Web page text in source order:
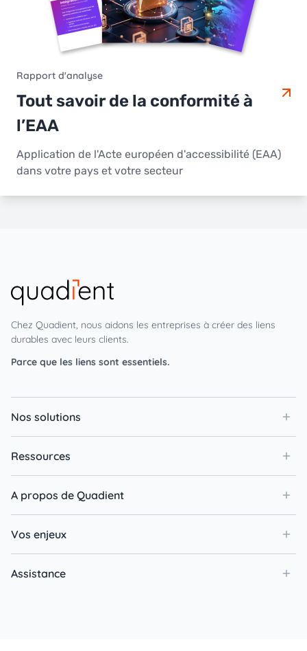
Rapport d'analyse
Tout savoir de la conformité à
l’EAA
Application de l'Acte européen d'accessibilité (EAA)
dans votre pays et votre secteur
Chez Quadient, nous aidons les entreprises à créer des liens
durables avec leurs clients.
Parce que les liens sont essentiels.
Nos solutions
Ressources
A propos de Quadient
Vos enjeux
Assistance